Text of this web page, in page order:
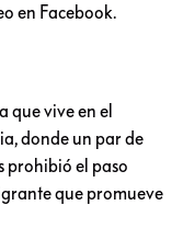
en Facebook.
que vive en el
donde un par de
prohibió el paso
que promueve